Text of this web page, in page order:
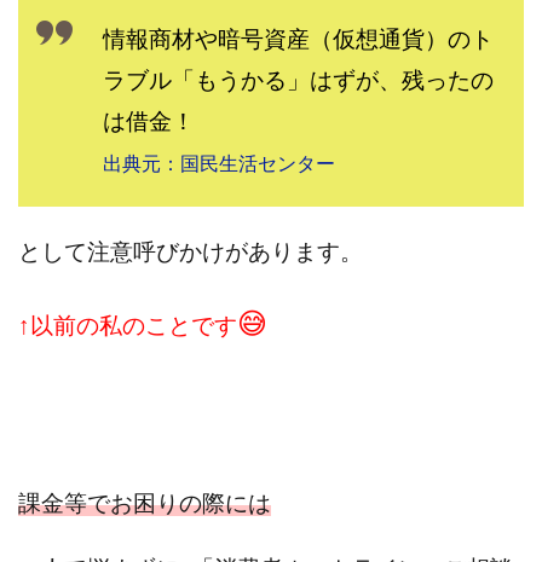
情報商材や暗号資産（仮想通貨）のト
ラブル「もうかる」はずが、残ったの
は借金！
出典元：国民生活センター
として注意呼びかけがあります。
↑以前の私のことです😅
課金等でお困りの際には